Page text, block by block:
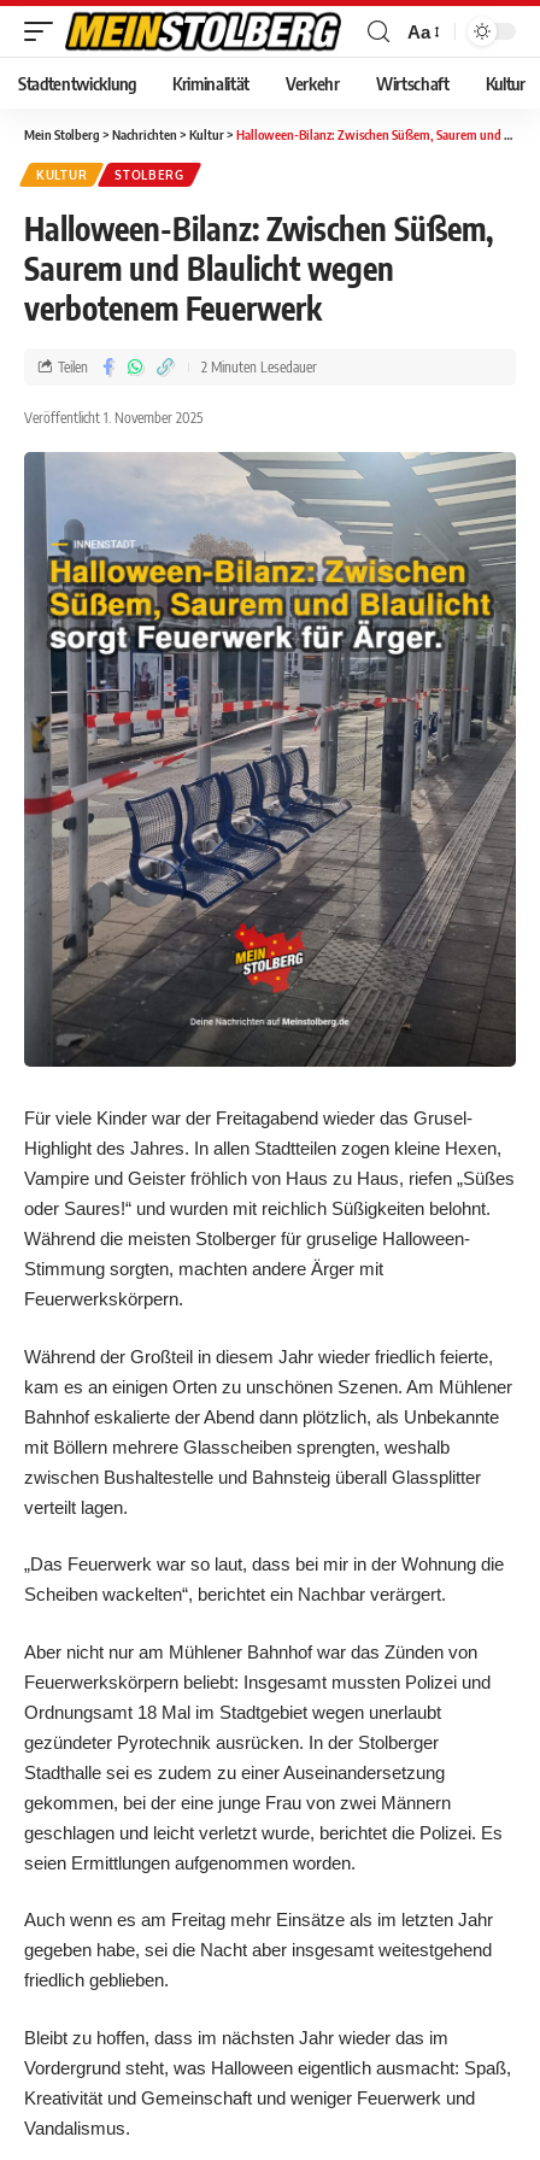
Aa
Stadtentwicklung Kriminalität Verkehr Wirtschaft Kultur
Mein Stolberg > Nachrichten > Kultur> Halloween-Bilanz: Zwischen Süßem, Saurem und Blaulicht wegen verbotenem Feuerwerk
KULTUR STOLBERG
Halloween-Bilanz: Zwischen Süßem,
Saurem und Blaulicht wegen
verbotenem Feuerwerk
Veröffentlicht 1. November 2025
Teilen 2 Minuten Lesedauer
Für viele Kinder war der Freitagabend wieder das Grusel-
Highlight des Jahres. In allen Stadtteilen zogen kleine Hexen,
Vampire und Geister fröhlich von Haus zu Haus, riefen „Süßes
oder Saures!“ und wurden mit reichlich Süßigkeiten belohnt.
Während die meisten Stolberger für gruselige Halloween-
Stimmung sorgten, machten andere Ärger mit
Feuerwerkskörpern.
Während der Großteil in diesem Jahr wieder friedlich feierte,
kam es an einigen Orten zu unschönen Szenen. Am Mühlener
Bahnhof eskalierte der Abend dann plötzlich, als Unbekannte
mit Böllern mehrere Glasscheiben sprengten, weshalb
zwischen Bushaltestelle und Bahnsteig überall Glassplitter
verteilt lagen.
„Das Feuerwerk war so laut, dass bei mir in der Wohnung die
Scheiben wackelten“, berichtet ein Nachbar verärgert.
Aber nicht nur am Mühlener Bahnhof war das Zünden von
Feuerwerkskörpern beliebt: Insgesamt mussten Polizei und
Ordnungsamt 18 Mal im Stadtgebiet wegen unerlaubt
gezündeter Pyrotechnik ausrücken. In der Stolberger
Stadthalle sei es zudem zu einer Auseinandersetzung
gekommen, bei der eine junge Frau von zwei Männern
geschlagen und leicht verletzt wurde, berichtet die Polizei. Es
seien Ermittlungen aufgenommen worden.
Auch wenn es am Freitag mehr Einsätze als im letzten Jahr
gegeben habe, sei die Nacht aber insgesamt weitestgehend
friedlich geblieben.
Bleibt zu hoffen, dass im nächsten Jahr wieder das im
Vordergrund steht, was Halloween eigentlich ausmacht: Spaß,
Kreativität und Gemeinschaft und weniger Feuerwerk und
Vandalismus.